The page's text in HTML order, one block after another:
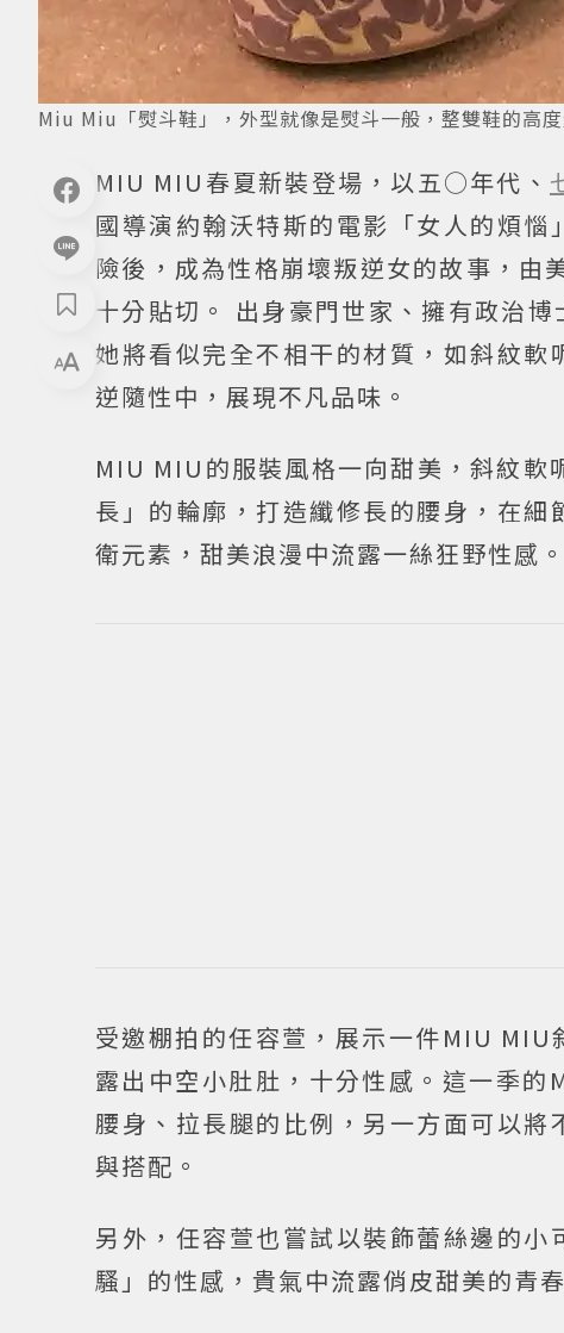
Miu Miu「熨斗鞋」，外型就像是熨斗一般，整雙鞋的高
MIU MIU春夏新裝登場，以五○年代、
國導演約翰沃特斯的電影「女人的煩
險後，成為性格崩壞叛逆女的故事，由
十分貼切。 出身豪門世家、擁有政治
她將看似完全不相干的材質，如斜紋
逆隨性中，展現不凡品味。
MIU MIU的服裝風格一向甜美，斜紋軟
長」的輪廓，打造纖修長的腰身，在
衛元素，甜美浪漫中流露一絲狂野性感。
受邀棚拍的任容萱，展示一件MIU MIU
露出中空小肚肚，十分性感。這一季
腰身、拉長腿的比例，另一方面可以
與搭配。
另外，任容萱也嘗試以裝飾蕾絲邊的
騷」的性感，貴氣中流露俏皮甜美的青